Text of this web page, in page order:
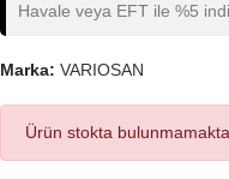
Havale veya EFT ile %5
Marka: VARIOSAN
Ürün stokta